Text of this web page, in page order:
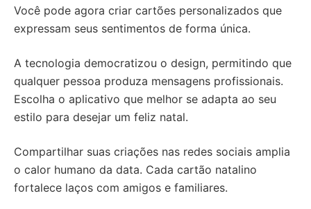
Você pode agora criar cartões personalizados que
expressam seus sentimentos de forma única.
A tecnologia democratizou o design, permitindo que
qualquer pessoa produza mensagens profissionais.
Escolha o aplicativo que melhor se adapta ao seu
estilo para desejar um feliz natal.
Compartilhar suas criações nas redes sociais amplia
o calor humano da data. Cada cartão natalino
fortalece laços com amigos e familiares.